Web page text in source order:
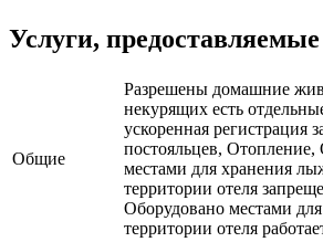
Услуги,
Общие
Разрешены домашние
некурящих есть
ускоренная регистрация
постояльцев, Отопление,
местами для хранения
территории отеля
Оборудовано местами
территории отеля